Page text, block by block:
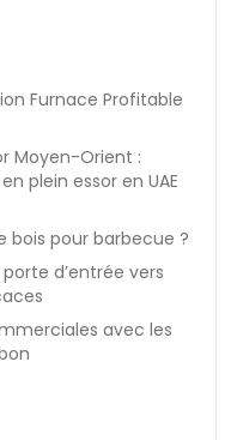
Furnace Profitable
Moyen-Orient :
plein essor en UAE
pour barbecue ?
d’entrée vers
avec les